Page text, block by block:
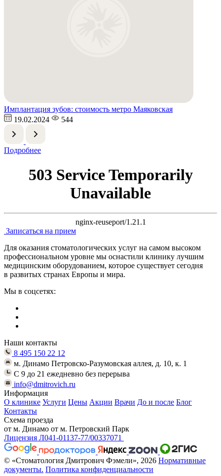
Имплантация зубов: стоимость метро Маяковская
19.02.2024
544
Подробнее
503 Service Temporarily
Unavailable
nginx-reuseport/1.21.1
Записаться на прием
Для оказания стоматологических услуг на самом высоком
профессиональном уровне мы оснастили клинику лучшим
медицинским оборудованием, которое существует сегодня
в развитых странах Европы и мира.
Мы в соцсетях:
Наши контакты
8 495 150 22 12
м. Динамо Петровско-Разумовская аллея, д. 10, к. 1
C 9 до 21 ежедневно без перерыва
info@dmitrovich.ru
Информация
О клинике Услуги Цены Акции Врачи До и после Блог
Контакты
Схема проезда
от м. Динамо от м. Петровский Парк
Лицензия Л041-01137-77/00337071
© «Стоматология Дмитрович Фэмели», 2026 Нормативные
документы. Политика конфиденциальности